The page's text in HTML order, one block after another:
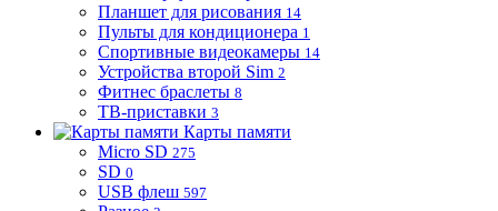
Планшет для рисования 14
Пульты для кондиционера 1
Спортивные видеокамеры 14
Устройства второй Sim 2
Фитнес браслеты 8
ТВ-приставки 3
Карты памяти
Micro SD 275
SD 0
USB флеш 597